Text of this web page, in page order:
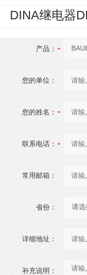
DINA继电器
产品：
您的单位：
您的姓名：
联系电话：
常用邮箱：
省份：
详细地址：
补充说明：